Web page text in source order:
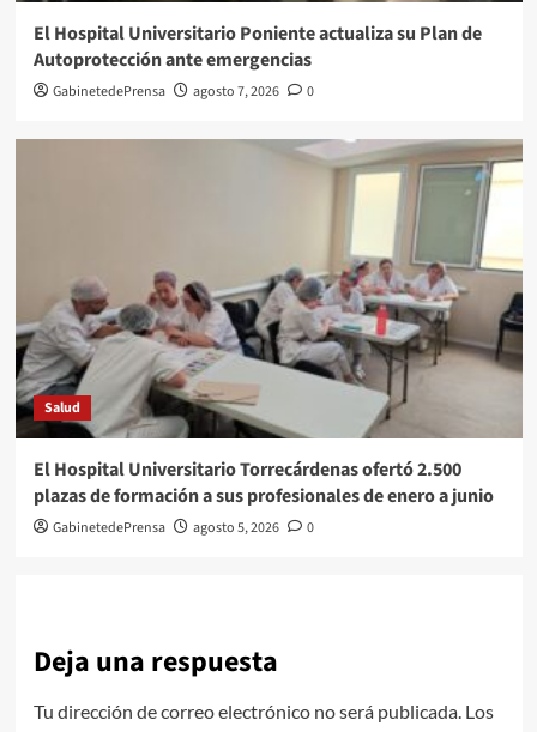
El Hospital Universitario Poniente actualiza su Plan de
Autoprotección ante emergencias
GabinetedePrensa agosto 7, 2026 0
Salud
El Hospital Universitario Torrecárdenas ofertó 2.500
plazas de formación a sus profesionales de enero a junio
GabinetedePrensa agosto 5, 2026 0
Deja una respuesta
Tu dirección de correo electrónico no será publicada. Los